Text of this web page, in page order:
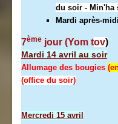
du soir - Min'ha
Mardi après-
7ème jour (Yom tov)
Mardi 14 avril au soir
Allumage des bougies
(office du soir)
Mercredi 15 avril